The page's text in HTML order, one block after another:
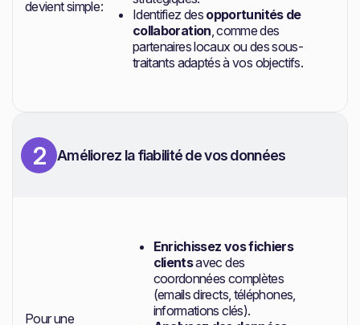
devient simple :
Identifiez des opportunités de
collaboration, comme des
partenaires locaux ou des sous-
traitants adaptés à vos objectifs.
2 Améliorez la fiabilité de vos données
Pour une
Enrichissez vos fichiers
clientsavec des
coordonnées complètes
(emails directs, téléphones,
informations clés).